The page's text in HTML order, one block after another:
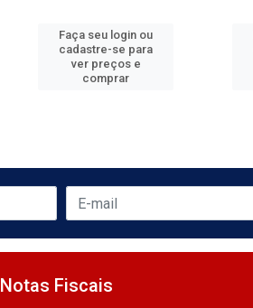
Faça seu login ou
cadastre-se para
ver preços e
comprar
Notas Fiscais